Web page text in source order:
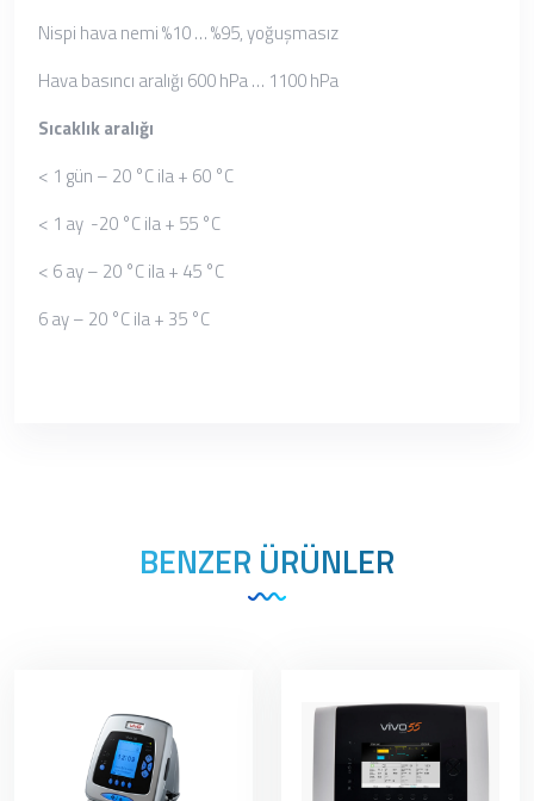
Nispi hava nemi %10 … %95, yoğuşmasız
Hava basıncı aralığı 600 hPa … 1100 hPa
Sıcaklık aralığı
< 1 gün – 20 °C ila + 60 °C
< 1 ay -20 °C ila + 55 °C
< 6 ay – 20 °C ila + 45 °C
6 ay – 20 °C ila + 35 °C
BENZER ÜRÜNLER